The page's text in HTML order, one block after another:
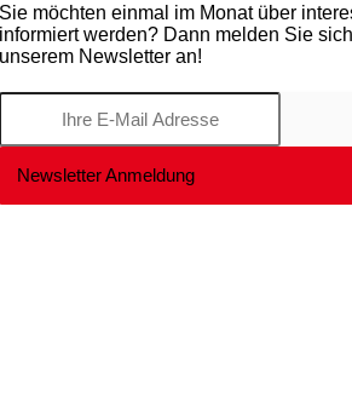
Sie möchten einmal im Monat über
informiert werden? Dann melden Sie
unserem Newsletter an!
Newsletter Anmeldung